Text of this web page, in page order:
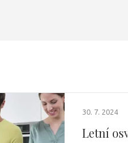
30. 7. 2024
Letní